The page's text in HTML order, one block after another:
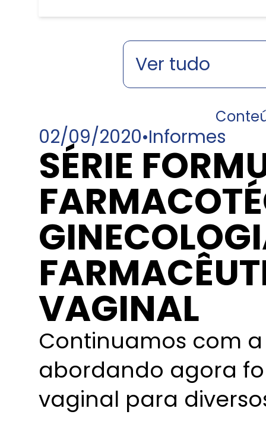
02/09/2020•Informes
SÉRIE
VAGINAL
Continuamos com
abordando agora
vaginal para